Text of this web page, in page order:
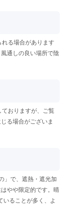
る場合があります
通しの良い場所で陰
おりますが、ご覧
る場合がございま
」で、遮熱・遮光加
やや限定的です。晴
いることが多く、よ